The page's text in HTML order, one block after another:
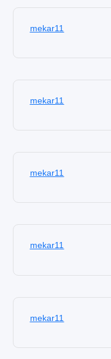
mekar11
mekar11
mekar11
mekar11
mekar11